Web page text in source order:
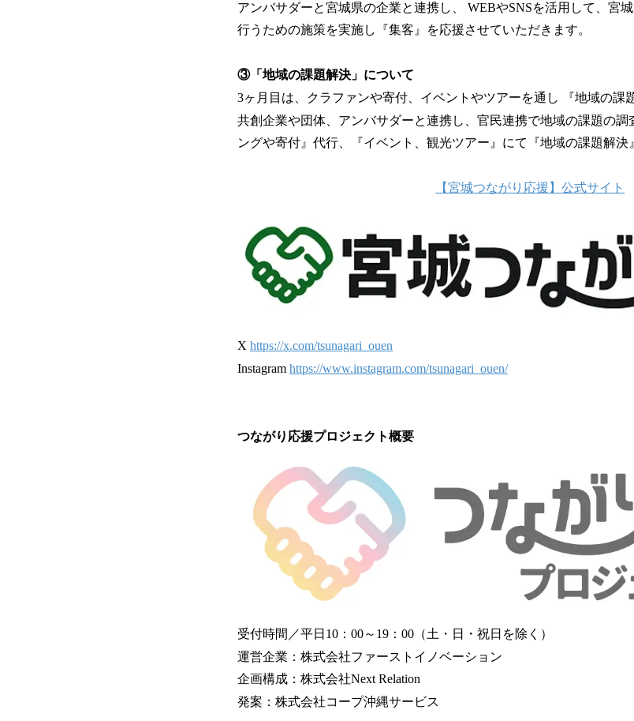
アンバサダーと宮城県の企業と連携し、 WEBやSNSを活用して、宮
行うための施策を実施し『集客』を応援させていただきます。
③「地域の課題解決」について
3ヶ月目は、クラファンや寄付、イベントやツアーを通し 『地域の課
共創企業や団体、アンバサダーと連携し、官民連携で地域の課題の調
ングや寄付』代行、『イベント、観光ツアー』にて『地域の課題解決
【宮城つながり応援】公式サイト
X https://x.com/tsunagari_ouen
Instagram https://www.instagram.com/tsunagari_ouen/
つながり応援プロジェクト概要
受付時間／平日10：00～19：00（土・日・祝日を除く）
運営企業：株式会社ファーストイノベーション
企画構成：株式会社Next Relation
発案：株式会社コープ沖縄サービス